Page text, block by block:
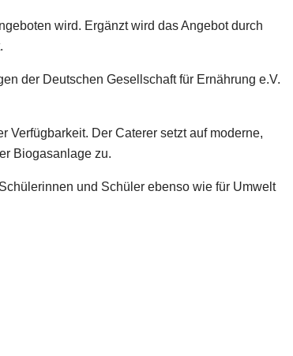
wird. Ergänzt wird das Angebot durch
der Deutschen Gesellschaft für Ernährung e.V.
Der Caterer setzt auf moderne,
Biogasanlage zu.
und Schüler ebenso wie für Umwelt